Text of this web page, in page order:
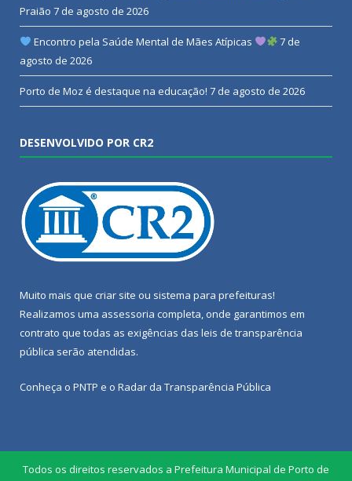
Praião 7 de agosto de 2026
Encontro pela Saúde Mental de Mães Atípicas
7 de
agosto de 2026
Porto de Moz é destaque na educação! 7 de agosto de 2026
DESENVOLVIDO POR CR2
Muito mais que criar site ou sistema para prefeituras!
Realizamos uma assessoria completa, onde garantimos em
contrato que todas as exigências das leis de transparência
pública serão atendidas.
Conheça o PNTP e o Radar da Transparência Pública
Todos os direitos reservados a Prefeitura Municipal de Porto de